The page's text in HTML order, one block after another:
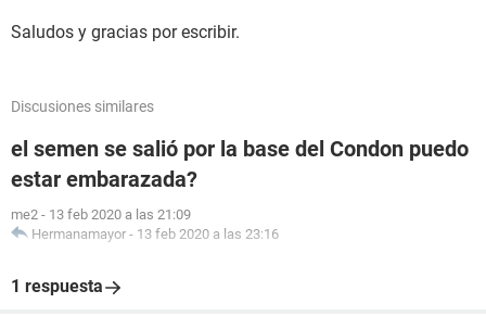
Saludos y gracias por escribir.
Discusiones similares
el semen se salió por la base del Condon puedo
estar embarazada?
me2 - 13 feb 2020 a las 21:09
Hermanamayor - 13 feb 2020 a las 23:16
1 respuesta